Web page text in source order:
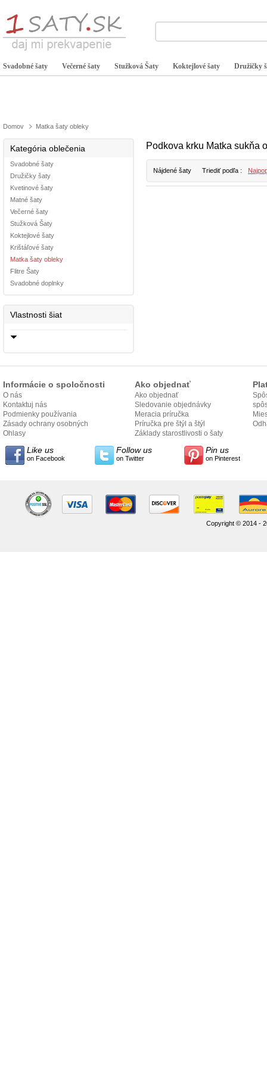
Svadobné šaty Večerné šaty Stužková Šaty Koktejlové šaty Družičky
Domov Matka šaty obleky
Kategória oblečenia
Svadobné šaty
Družičky šaty
Kvetinové šaty
Matné šaty
Večerné šaty
Stužková Šaty
Koktejlové šaty
Krištáľové šaty
Matka šaty obleky
Flitre Šaty
Svadobné doplnky
Vlastnosti šiat
Podkova krku Matka sukňa
Nájdené šaty Triediť podľa :
Informácie o spoločnosti
O nás
Kontaktuj nás
Podmienky používania
Zásady ochrany osobných
údajov
Ohlasy
Ako objednať
Ako objednať
Sledovanie objednávky
Meracia príručka
Príručka pre štýl a štýl
Základy starostlivosti o šaty
Like us
on Facebook
Follow us
on Twitter
Pin us
on Pinterest
Copyright © 2014 -